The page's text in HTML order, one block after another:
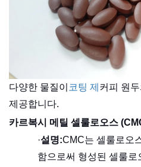
다양한 물질이 코팅 제 커피 원
제공합니다.
카르복시 메틸 셀룰로오스
·설명:CMC는 셀룰로오
함으로써 형성된 셀룰